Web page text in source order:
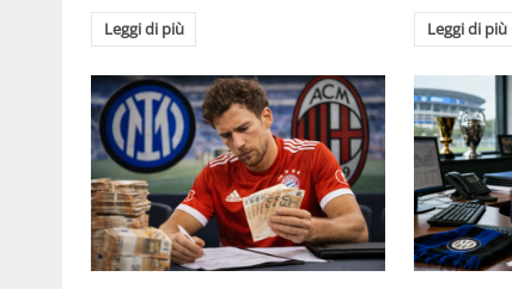
Leggi di più Leggi di più